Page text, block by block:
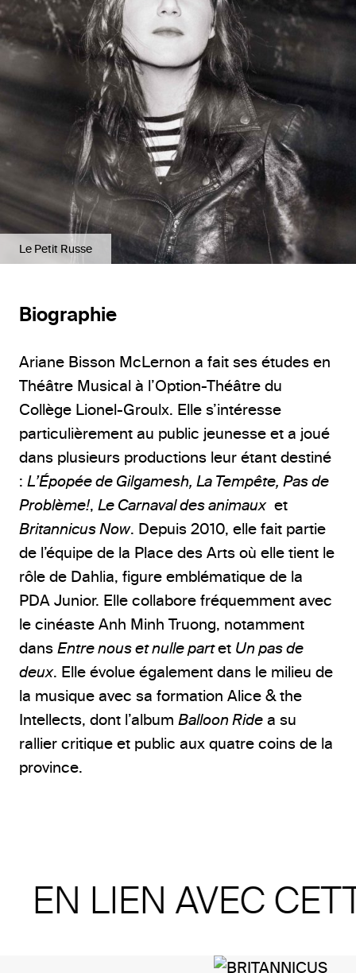
Le Petit Russe
Biographie
Ariane Bisson McLernon a fait ses études en
Théâtre Musical à l’Option-Théâtre du
Collège Lionel-Groulx. Elle s’intéresse
particulièrement au public jeunesse et a joué
dans plusieurs productions leur étant destiné
: L’Épopée de Gilgamesh, La Tempête, Pas de
Problème!, Le Carnaval des animauxet
Britannicus Now. Depuis 2010, elle fait partie
de l’équipe de la Place des Arts où elle tient le
rôle de Dahlia, figure emblématique de la
PDA Junior. Elle collabore fréquemment avec
le cinéaste Anh Minh Truong, notamment
dans Entre nous et nulle partet Un pas de
deux. Elle évolue également dans le milieu de
la musique avec sa formation Alice & the
Intellects, dont l’album Balloon Ride a su
rallier critique et public aux quatre coins de la
province.
EN LIEN AVEC